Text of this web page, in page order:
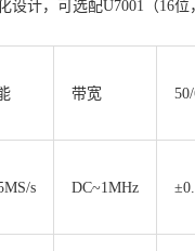
设计，可选配U7001（16
带宽
s DC~1MHz